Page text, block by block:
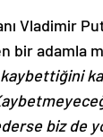
Vladimir
bir adamla
kaybettiğini
biz de